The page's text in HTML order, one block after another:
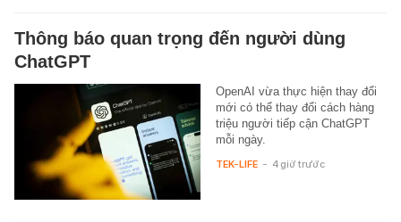
Thông báo quan trọng đến người dùng
ChatGPT
OpenAI vừa thực hiện thay đổi
mới có thể thay đổi cách hàng
triệu người tiếp cận ChatGPT
mỗi ngày.
TEK-LIFE - 4 giờ trước